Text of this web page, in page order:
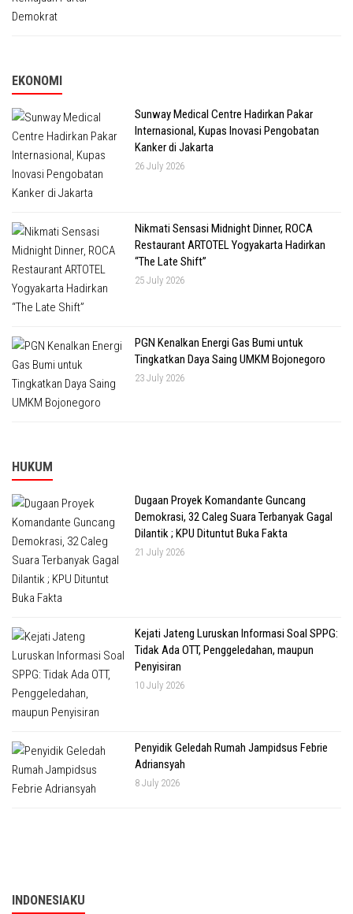
EKONOMI
Sunway Medical Centre Hadirkan Pakar
Internasional, Kupas Inovasi Pengobatan
Kanker di Jakarta
26 July 2026
Nikmati Sensasi Midnight Dinner, ROCA
Restaurant ARTOTEL Yogyakarta Hadirkan
“The Late Shift”
25 July 2026
PGN Kenalkan Energi Gas Bumi untuk
Tingkatkan Daya Saing UMKM Bojonegoro
23 July 2026
HUKUM
Dugaan Proyek Komandante Guncang
Demokrasi, 32 Caleg Suara Terbanyak Gagal
Dilantik ; KPU Dituntut Buka Fakta
21 July 2026
Kejati Jateng Luruskan Informasi Soal SPPG:
Tidak Ada OTT, Penggeledahan, maupun
Penyisiran
10 July 2026
Penyidik Geledah Rumah Jampidsus Febrie
Adriansyah
8 July 2026
INDONESIAKU